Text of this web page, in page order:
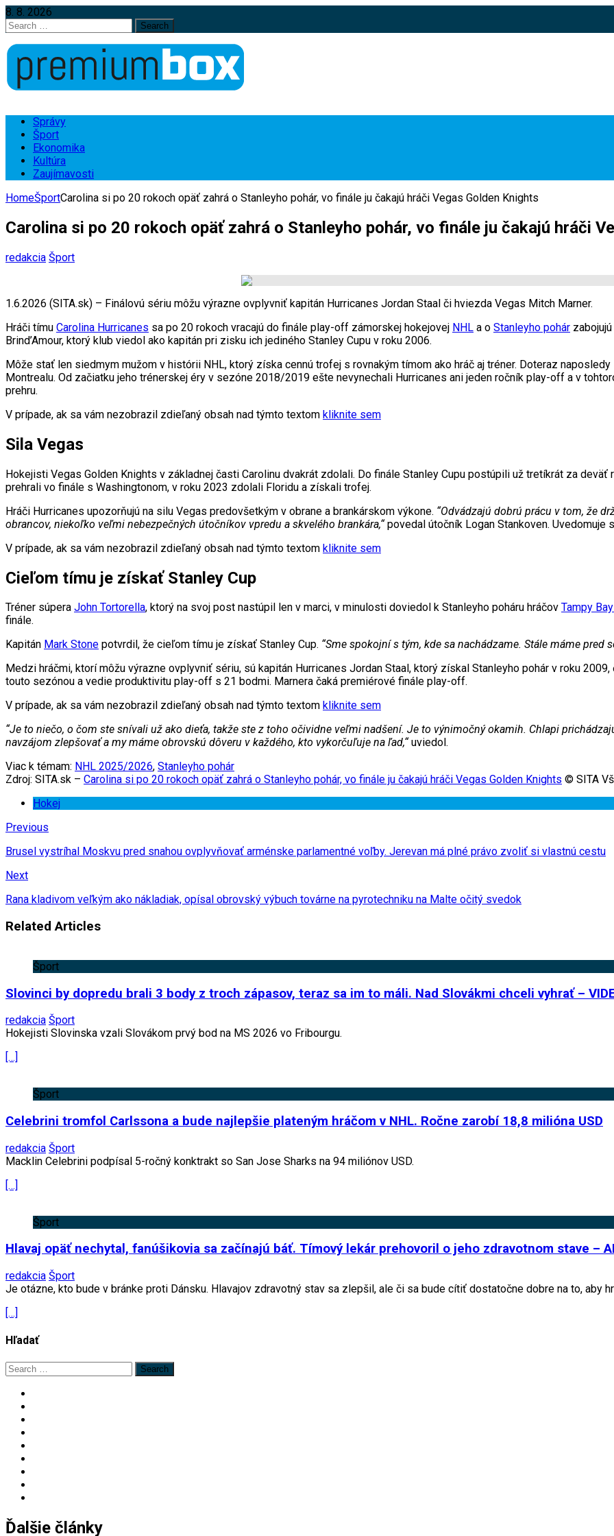
8. 8. 2026
Search
for:
Správy
Šport
Ekonomika
Kultúra
Zaujímavosti
HomeŠportCarolina si po 20 rokoch opäť zahrá o Stanleyho pohár, vo finále ju čakajú hráči Vegas Golden Knights
Carolina si po 20 rokoch opäť zahrá o Stanleyho pohár, vo finále ju čakajú hráči
redakcia Šport
1.6.2026 (SITA.sk) – Finálovú sériu môžu výrazne ovplyvniť kapitán Hurricanes Jordan Staal či hviezda Vegas Mitch Marner.
Hráči tímu Carolina Hurricanes sa po 20 rokoch vracajú do finále play-off zámorskej hokejovej NHL a o Stanleyho pohár
Brind’Amour, ktorý klub viedol ako kapitán pri zisku ich jediného Stanley Cupu v roku 2006.
Môže stať len siedmym mužom v histórii NHL, ktorý získa cennú trofej s rovnakým tímom ako hráč aj tréner. Doteraz
Montrealu. Od začiatku jeho trénerskej éry v sezóne 2018/2019 ešte nevynechali Hurricanes ani jeden ročník play-off a v
prehru.
V prípade, ak sa vám nezobrazil zdieľaný obsah nad týmto textom kliknite sem
Sila Vegas
Hokejisti Vegas Golden Knights v základnej časti Carolinu dvakrát zdolali. Do finále Stanley Cupu postúpili už tretíkrát za
prehrali vo finále s Washingtonom, v roku 2023 zdolali Floridu a získali trofej.
Hráči Hurricanes upozorňujú na silu Vegas predovšetkým v obrane a brankárskom výkone. “Odvádzajú dobrú prácu v tom, že
obrancov, niekoľko veľmi nebezpečných útočníkov vpredu a skvelého brankára,“povedal útočník Logan Stankoven. Uvedomuje
V prípade, ak sa vám nezobrazil zdieľaný obsah nad týmto textom kliknite sem
Cieľom tímu je získať Stanley Cup
Tréner súpera John Tortorella, ktorý na svoj post nastúpil len v marci, v minulosti doviedol k Stanleyho poháru hráčov Tampy
finále.
Kapitán Mark Stone potvrdil, že cieľom tímu je získať Stanley Cup. “Sme spokojní s tým, kde sa nachádzame. Stále máme
Medzi hráčmi, ktorí môžu výrazne ovplyvniť sériu, sú kapitán Hurricanes Jordan Staal, ktorý získal Stanleyho pohár v roku
touto sezónou a vedie produktivitu play-off s 21 bodmi. Marnera čaká premiérové finále play-off.
V prípade, ak sa vám nezobrazil zdieľaný obsah nad týmto textom kliknite sem
“Je to niečo, o čom ste snívali už ako dieťa, takže ste z toho očividne veľmi nadšení. Je to výnimočný okamih. Chlapi
navzájom zlepšovať a my máme obrovskú dôveru v každého, kto vykorčuľuje na ľad,“ uviedol.
Viac k témam: NHL 2025/2026, Stanleyho pohár
Zdroj: SITA.sk – Carolina si po 20 rokoch opäť zahrá o Stanleyho pohár, vo finále ju čakajú hráči Vegas Golden Knights © SITA
Hokej
Previous
Brusel vystríhal Moskvu pred snahou ovplyvňovať arménske parlamentné voľby. Jerevan má plné právo zvoliť si vlastnú cestu
Next
Rana kladivom veľkým ako nákladiak, opísal obrovský výbuch továrne na pyrotechniku na Malte očitý svedok
Related Articles
Šport
Slovinci by dopredu brali 3 body z troch zápasov, teraz sa im to máli. Nad Slovákmi chceli vyhrať –
redakcia Šport
Hokejisti Slovinska vzali Slovákom prvý bod na MS 2026 vo Fribourgu.
[…]
Šport
Celebrini tromfol Carlssona a bude najlepšie plateným hráčom v NHL. Ročne zarobí 18,8 milióna USD
redakcia Šport
Macklin Celebrini podpísal 5-ročný konktrakt so San Jose Sharks na 94 miliónov USD.
[…]
Šport
Hlavaj opäť nechytal, fanúšikovia sa začínajú báť. Tímový lekár prehovoril o jeho zdravotnom stave –
redakcia Šport
Je otázne, kto bude v bránke proti Dánsku. Hlavajov zdravotný stav sa zlepšil, ale či sa bude cítiť dostatočne dobre na to, aby
[…]
Hľadať
Search
for:
Ďalšie články